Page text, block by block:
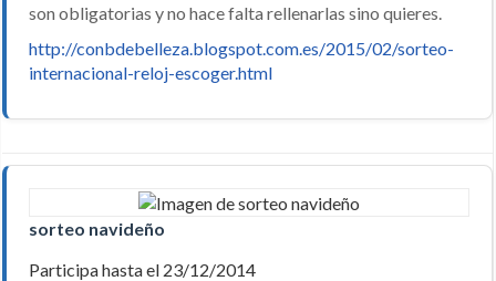
son obligatorias y no hace falta rellenarlas sino quieres.
http://conbdebelleza.blogspot.com.es/2015/02/sorteo-
internacional-reloj-escoger.html
sorteo navideño
Participa hasta el 23/12/2014